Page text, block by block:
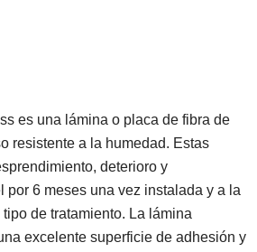
es una lámina o placa de fibra de
resistente a la humedad. Estas
deterioro y
por 6 meses una vez instalada y a la
de tratamiento. La lámina
excelente superficie de adhesión y